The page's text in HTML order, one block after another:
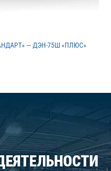
— ДЭН-75Ш «ПЛЮС»